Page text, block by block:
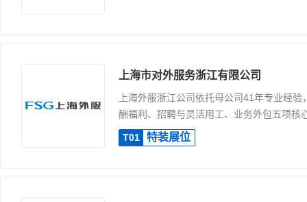
上海市对外服务浙江有限公司
上海外服浙江公司依托母公司41年专业经
酬福利、招聘与灵活用工、业务外包五项核
T01 特装展位